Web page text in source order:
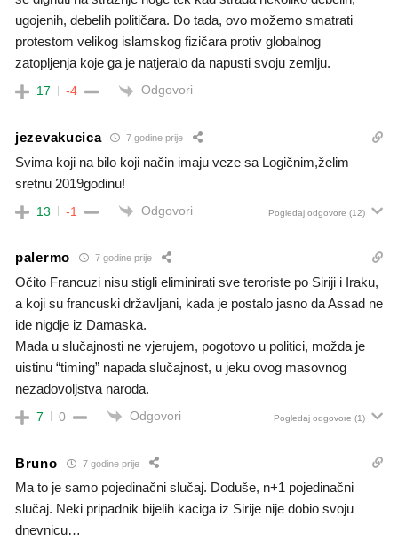
ugojenih, debelih političara. Do tada, ovo možemo smatrati
protestom velikog islamskog fizičara protiv globalnog
zatopljenja koje ga je natjeralo da napusti svoju zemlju.
17 -4 Odgovori
jezevakucica 7 godine prije
Svima koji na bilo koji način imaju veze sa Logičnim,želim
sretnu 2019godinu!
13 -1 Odgovori Pogledaj odgovore (12)
palermo 7 godine prije
Očito Francuzi nisu stigli eliminirati sve teroriste po Siriji i Iraku,
a koji su francuski državljani, kada je postalo jasno da Assad ne
ide nigdje iz Damaska.
Mada u slučajnosti ne vjerujem, pogotovo u politici, možda je
uistinu “timing” napada slučajnost, u jeku ovog masovnog
nezadovoljstva naroda.
7 0 Odgovori Pogledaj odgovore (1)
Bruno 7 godine prije
Ma to je samo pojedinačni slučaj. Doduše, n+1 pojedinačni
slučaj. Neki pripadnik bijelih kaciga iz Sirije nije dobio svoju
dnevnicu…